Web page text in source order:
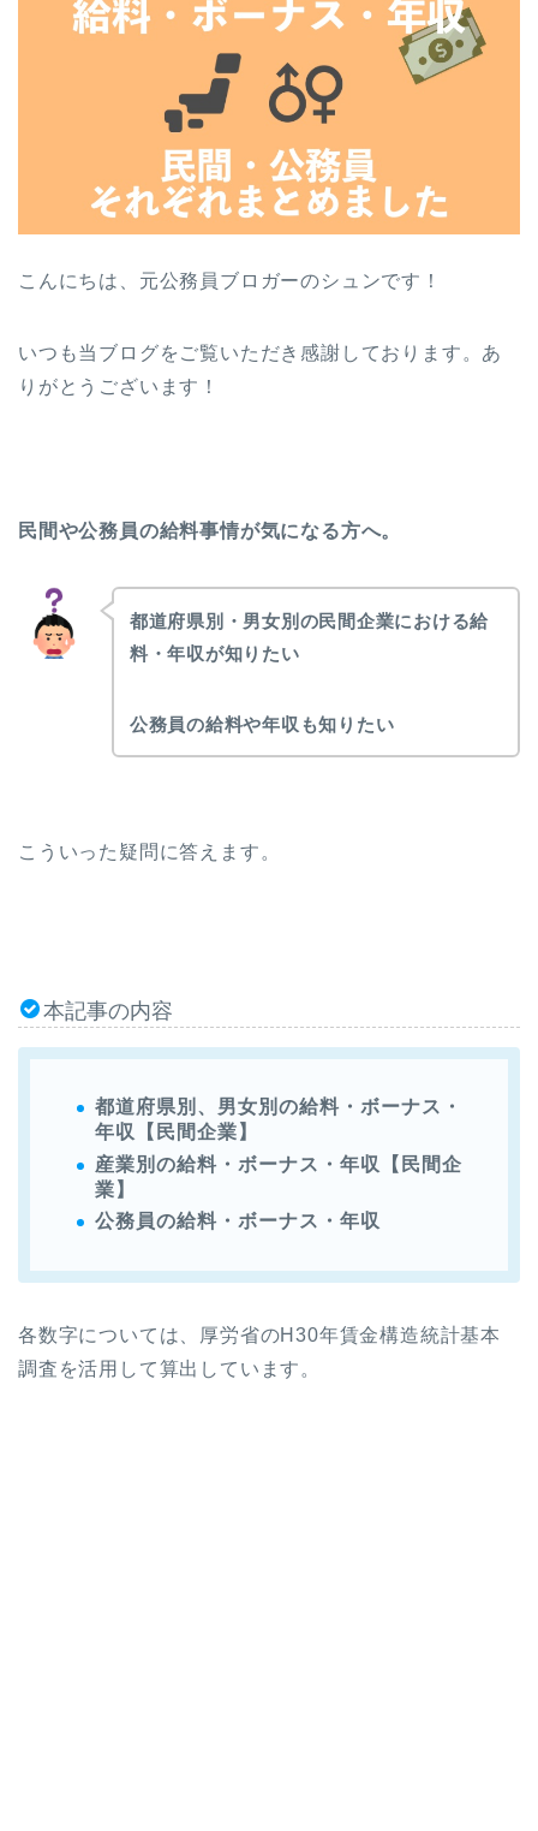
こんにちは、元公務員ブロガーのシュンです！
いつも当ブログをご覧いただき感謝しております。あ
りがとうございます！
民間や公務員の給料事情が気になる方へ。
都道府県別・男女別の民間企業における給
料・年収が知りたい
公務員の給料や年収も知りたい
こういった疑問に答えます。
本記事の内容
都道府県別、男女別の給料・ボーナス・
年収【民間企業】
産業別の給料・ボーナス・年収【民間企
業】
公務員の給料・ボーナス・年収
各数字については、厚労省のH30年賃金構造統計基本
調査を活用して算出しています。